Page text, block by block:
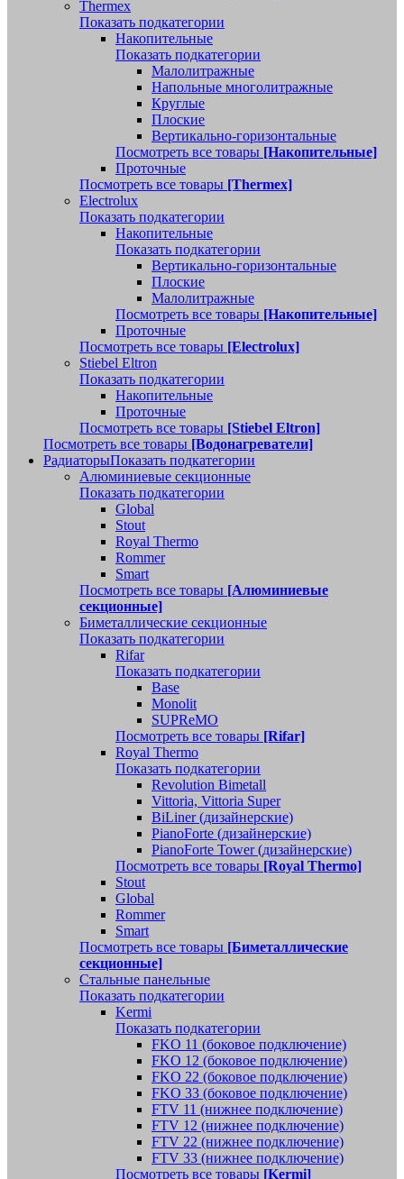
Thermex
Показать подкатегории
Накопительные
Показать подкатегории
Малолитражные
Напольные многолитражные
Круглые
Плоские
Вертикально-горизонтальные
Посмотреть все товары [Накопительные]
Проточные
Посмотреть все товары [Thermex]
Electrolux
Показать подкатегории
Накопительные
Показать подкатегории
Вертикально-горизонтальные
Плоские
Малолитражные
Посмотреть все товары [Накопительные]
Проточные
Посмотреть все товары [Electrolux]
Stiebel Eltron
Показать подкатегории
Накопительные
Проточные
Посмотреть все товары [Stiebel Eltron]
Посмотреть все товары [Водонагреватели]
РадиаторыПоказать подкатегории
Алюминиевые секционные
Показать подкатегории
Global
Stout
Royal Thermo
Rommer
Smart
Посмотреть все товары [Алюминиевые
секционные]
Биметаллические секционные
Показать подкатегории
Rifar
Показать подкатегории
Base
Monolit
SUPReMO
Посмотреть все товары [Rifar]
Royal Thermo
Показать подкатегории
Revolution Bimetall
Vittoria, Vittoria Super
BiLiner (дизайнерские)
PianoForte (дизайнерские)
PianoForte Tower (дизайнерские)
Посмотреть все товары [Royal Thermo]
Stout
Global
Rommer
Smart
Посмотреть все товары [Биметаллические
секционные]
Стальные панельные
Показать подкатегории
Kermi
Показать подкатегории
FKO 11 (боковое подключение)
FKO 12 (боковое подключение)
FKO 22 (боковое подключение)
FKO 33 (боковое подключение)
FTV 11 (нижнее подключение)
FTV 12 (нижнее подключение)
FTV 22 (нижнее подключение)
FTV 33 (нижнее подключение)
Посмотреть все товары [Kermi]